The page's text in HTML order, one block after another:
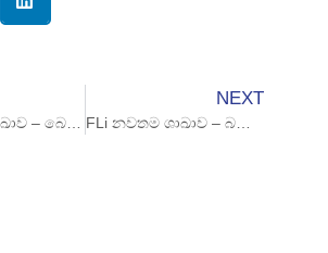
NEXT
FLi නවතම ශාඛාව – බණ්ඩාරවෙල